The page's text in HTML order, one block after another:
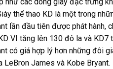
thể thao KD là một trong
lần đầu tiên được phát
VI tăng lên 130 đô la và
có giá hợp lý hơn những đôi
LeBron James và Kobe Bryant.